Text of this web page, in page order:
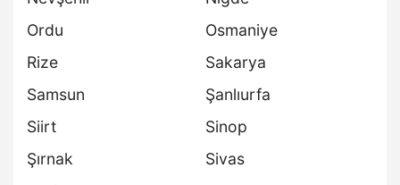
Ordu
Osmaniye
Rize
Sakarya
Samsun
Şanlıurfa
Siirt
Sinop
Şırnak
Sivas